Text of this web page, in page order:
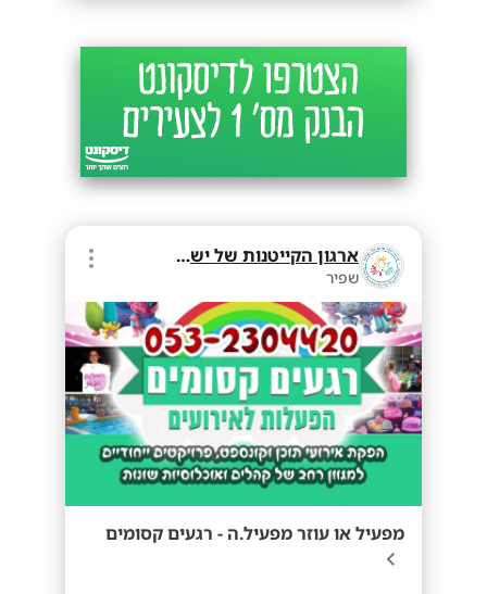
ארגון הקייטנות של ישראל
שפיר
מפעיל או עוזר מפעיל.ה - רגעים קסומים